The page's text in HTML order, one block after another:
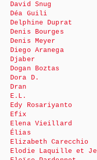
David Snug
Déa Guili
Delphine Duprat
Denis Bourges
Denis Meyer
Diego Aranega
Djaber
Dogan Boztas
Dora D.
Dran
E.L.
Edy Rosariyanto
Efix
Elena Vieillard
Élias
Elizabeth Carecchio
Elodie Laquille et